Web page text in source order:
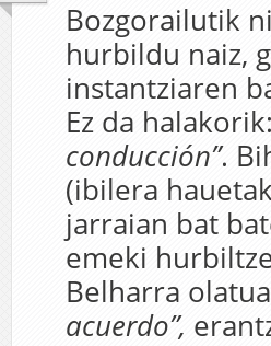
Bozgorailutik
hurbildu naiz,
instantziaren
Ez da halakorik:
conducción”.
(ibilera
jarraian bat
emeki
Belharra
acuerdo”,